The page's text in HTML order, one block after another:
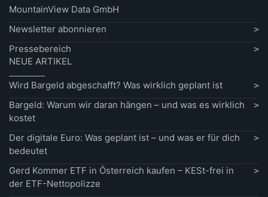
MountainView Data GmbH
Newsletter abonnieren
Pressebereich
NEUE ARTIKEL
Wird Bargeld abgeschafft? Was wirklich geplant ist
Bargeld: Warum wir daran hängen – und was es wirklich
kostet
Der digitale Euro: Was geplant ist – und was er für dich
bedeutet
Gerd Kommer ETF in Österreich kaufen – KESt-frei in
der ETF-Nettopolizze